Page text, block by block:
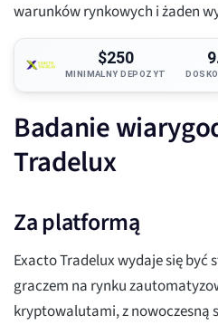
warunków rynkowych i żaden
$250
MINIMALNY DEPOZYT
Badanie
Tradelux
Za platformą
Exacto Tradelux wydaje się być
graczem na rynku
kryptowalutami, z nowoczesną